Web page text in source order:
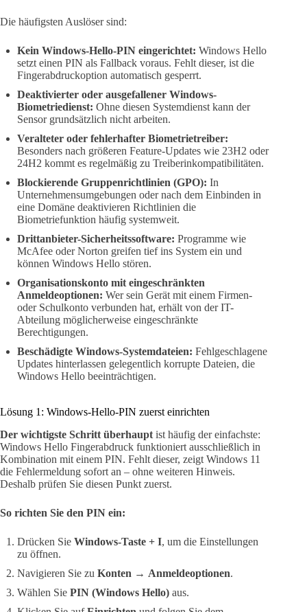
Die häufigsten Auslöser sind:
Kein Windows-Hello-PIN eingerichtet: Windows Hello
setzt einen PIN als Fallback voraus. Fehlt dieser, ist die
Fingerabdruckoption automatisch gesperrt.
Deaktivierter oder ausgefallener Windows-
Biometriedienst: Ohne diesen Systemdienst kann der
Sensor grundsätzlich nicht arbeiten.
Veralteter oder fehlerhafter Biometrietreiber:
Besonders nach größeren Feature-Updates wie 23H2 oder
24H2 kommt es regelmäßig zu Treiberinkompatibilitäten.
Blockierende Gruppenrichtlinien (GPO): In
Unternehmensumgebungen oder nach dem Einbinden in
eine Domäne deaktivieren Richtlinien die
Biometriefunktion häufig systemweit.
Drittanbieter-Sicherheitssoftware: Programme wie
McAfee oder Norton greifen tief ins System ein und
können Windows Hello stören.
Organisationskonto mit eingeschränkten
Anmeldeoptionen: Wer sein Gerät mit einem Firmen-
oder Schulkonto verbunden hat, erhält von der IT-
Abteilung möglicherweise eingeschränkte
Berechtigungen.
Beschädigte Windows-Systemdateien: Fehlgeschlagene
Updates hinterlassen gelegentlich korrupte Dateien, die
Windows Hello beeinträchtigen.
Lösung 1: Windows-Hello-PIN zuerst einrichten
Der wichtigste Schritt überhaupt ist häufig der einfachste:
Windows Hello Fingerabdruck funktioniert ausschließlich in
Kombination mit einem PIN. Fehlt dieser, zeigt Windows 11
die Fehlermeldung sofort an – ohne weiteren Hinweis.
Deshalb prüfen Sie diesen Punkt zuerst.
So richten Sie den PIN ein:
Drücken Sie Windows-Taste + I, um die Einstellungen
zu öffnen.
Navigieren Sie zu Konten → Anmeldeoptionen.
Wählen Sie PIN (Windows Hello) aus.